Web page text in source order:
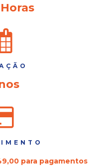
para pagamentos